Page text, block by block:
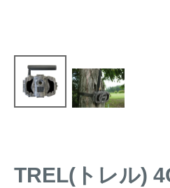
TREL(トレル)
金網柵
ュ柵等）
箱わな（イノシシ・シ
対象動物から